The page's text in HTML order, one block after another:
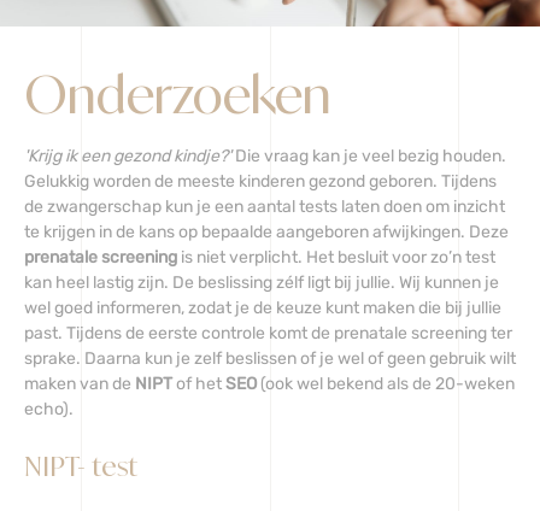
Onderzoeken
'Krijg ik een gezond kindje?'Die vraag kan je veel bezig houden.
Gelukkig worden de meeste kinderen gezond geboren. Tijdens
de zwangerschap kun je een aantal tests laten doen om inzicht
te krijgen in de kans op bepaalde aangeboren afwijkingen. Deze
prenatale screening is niet verplicht. Het besluit voor zo’n test
kan heel lastig zijn. De beslissing zélf ligt bij jullie. Wij kunnen je
wel goed informeren, zodat je de keuze kunt maken die bij jullie
past. Tijdens de eerste controle komt de prenatale screening ter
sprake. Daarna kun je zelf beslissen of je wel of geen gebruik wilt
maken van de NIPTof hetSEO (ook wel bekend als de 20-weken
echo).
NIPT- test